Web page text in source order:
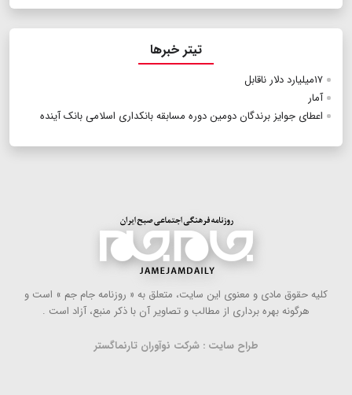
تیتر خبرها
۱۷میلیارد دلار ناقابل
آمار
اعطای جوایز برندگان دومین دوره مسابقه بانکداری اسلامی بانک آینده
كلیه حقوق مادی و معنوی این سایت، متعلق به « روزنامه جام جم » است و
هرگونه بهره ‌برداری از مطالب و تصاویر آن با ذكر منبع، آزاد است .
طراح سایت : شرکت نوآوران تارنماگستر